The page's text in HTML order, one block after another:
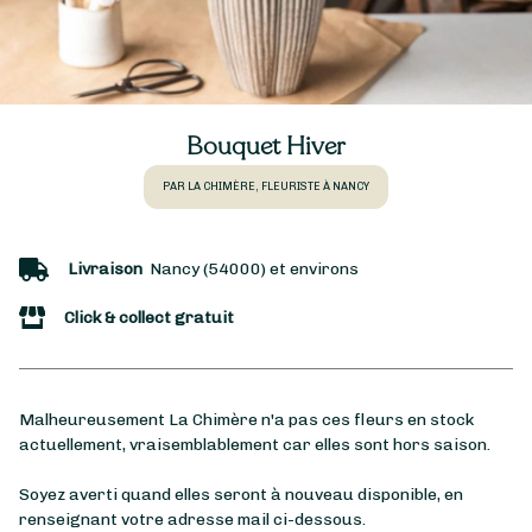
Bouquet Hiver
PAR LA CHIMÈRE, FLEURISTE À NANCY
Livraison Nancy (54000) et environs
Click & collect gratuit
Malheureusement La Chimère n'a pas ces fleurs en stock
actuellement, vraisemblablement car elles sont hors saison.
Soyez averti quand elles seront à nouveau disponible, en
renseignant votre adresse mail ci-dessous.